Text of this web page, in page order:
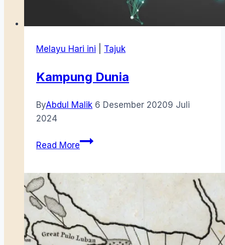
Melayu Hari ini Tajuk
Kampung Dunia
ByAbdul Malik 6 Desember 20209 Juli
2024
Read MoreKampung